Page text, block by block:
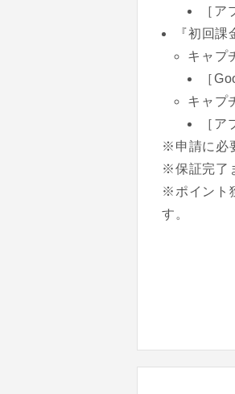
［
『初回
キャプ
［
キャプ
［
※申請に必
※保証完了
※ポイント
す。